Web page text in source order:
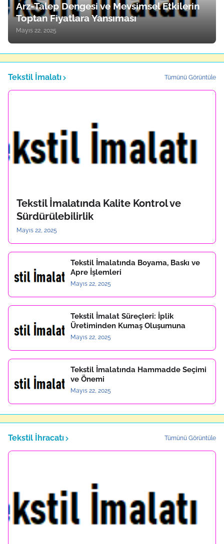
Arz-Talep Dengesi ve Mevsimsel Etkilerin
Toptan Fiyatlara Yansıması
Mayıs 22, 2025
Tekstil İmalatı Tümünü Görüntüle
Tekstil İmalatında Kalite Kontrol ve
Sürdürülebilirlik
Mayıs 22, 2025
Tekstil İmalatında Boyama, Baskı ve
Apre İşlemleri
Mayıs 22, 2025
Tekstil İmalat Süreçleri: İplik
Üretiminden Kumaş Oluşumuna
Mayıs 22, 2025
Tekstil İmalatında Hammadde Seçimi
ve Önemi
Mayıs 22, 2025
Tekstil İhracatı Tümünü Görüntüle